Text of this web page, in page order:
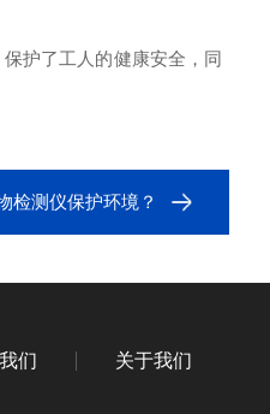
护了工人的健康安全，同
检测仪保护环境？
们 关于我们